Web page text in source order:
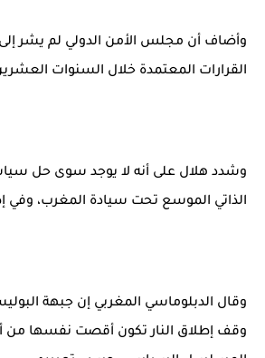
وأضاف أن مجلس الأمن الدولي لم يشر
القرارات المعتمدة خلال السنوات
وشدد هلال على أنه لا يوجد سوى حل
الذاتي الموسع تحت سيادة المغرب، وفي
وقال الدبلوماسي المغربي إن جبهة
وقف إطلاق النار تكون أقصت نفسها من